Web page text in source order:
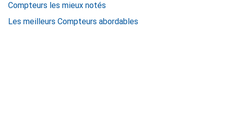
Compteurs les mieux notés
Les meilleurs Compteurs abordables